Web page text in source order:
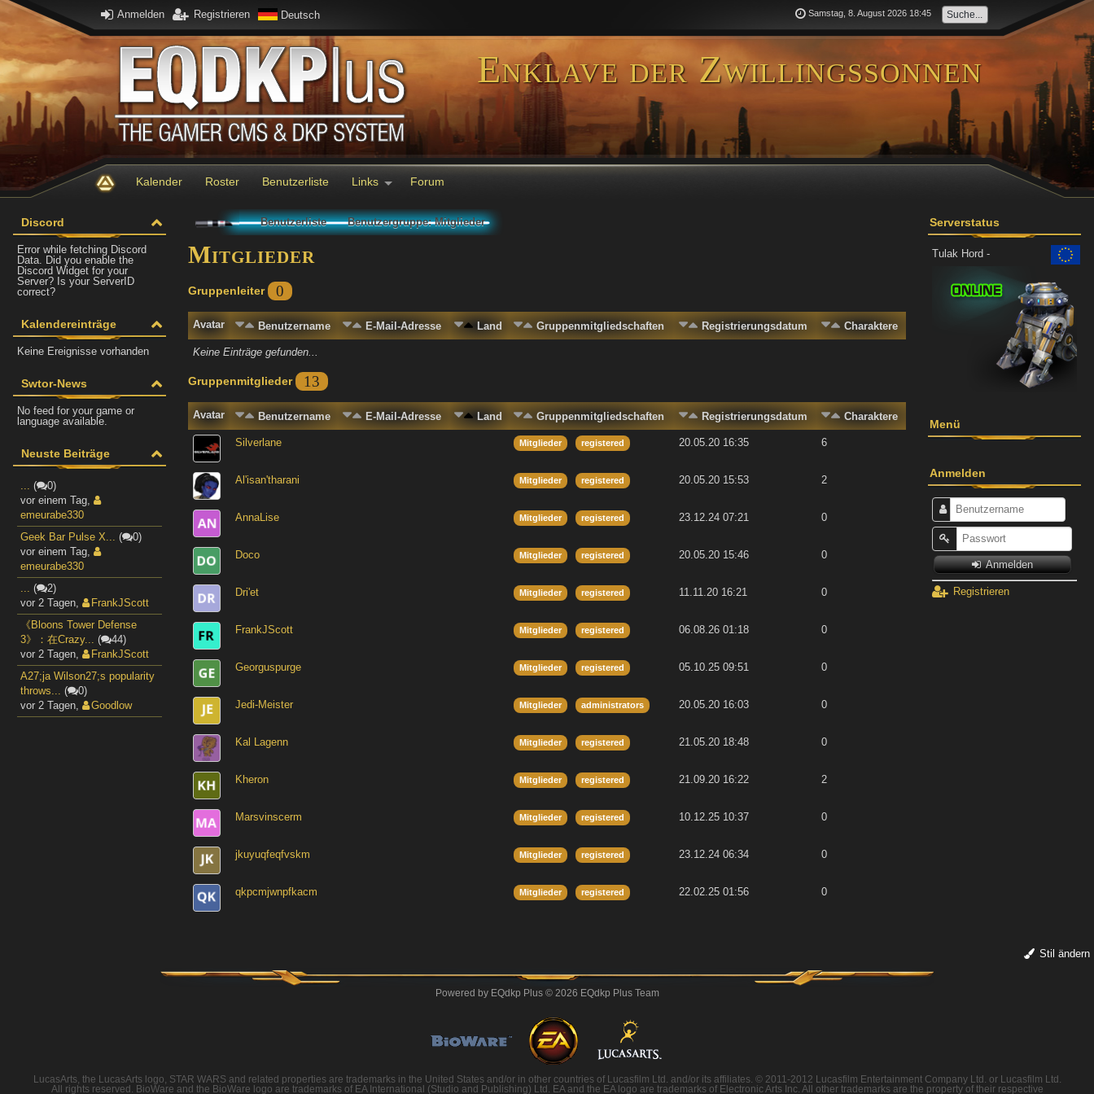
Anmelden Registrieren Deutsch Samstag, 8. August 2026 18:45
Enklave der Zwillingssonnen
Kalender Roster Benutzerliste Links Forum
Discord
Error while fetching Discord
Data. Did you enable the
Discord Widget for your
Server? Is your ServerID
correct?
Kalendereinträge
Keine Ereignisse vorhanden
Swtor-News
No feed for your game or
language available.
Neuste Beiträge
... (
0)
vor einem Tag,
emeurabe330
Geek Bar Pulse X... (
0)
vor einem Tag,
emeurabe330
... (
2)
vor 2 Tagen,
FrankJScott
《Bloons Tower Defense
3》：在Crazy... (
44)
vor 2 Tagen,
FrankJScott
A27;ja Wilson27;s popularity
throws... (
0)
vor 2 Tagen, Goodlow
Benutzerliste Benutzergruppe: Mitglieder
Mitglieder
Gruppenleiter 0
Avatar Benutzername E-Mail-Adresse Land Gruppenmitgliedschaften Registrierungsdatum Charaktere
Keine Einträge gefunden...
Gruppenmitglieder 13
Avatar Benutzername E-Mail-Adresse Land Gruppenmitgliedschaften Registrierungsdatum Charaktere
Silverlane Mitglieder registered 20.05.20 16:35 6
Al'isan'tharani Mitglieder registered 20.05.20 15:53 2
AnnaLise Mitglieder registered 23.12.24 07:21 0
Doco Mitglieder registered 20.05.20 15:46 0
Dri'et Mitglieder registered 11.11.20 16:21 0
FrankJScott Mitglieder registered 06.08.26 01:18 0
Georguspurge Mitglieder registered 05.10.25 09:51 0
Jedi-Meister Mitglieder administrators 20.05.20 16:03 0
Kal Lagenn Mitglieder registered 21.05.20 18:48 0
Kheron Mitglieder registered 21.09.20 16:22 2
Marsvinscerm Mitglieder registered 10.12.25 10:37 0
jkuyuqfeqfvskm Mitglieder registered 23.12.24 06:34 0
qkpcmjwnpfkacm Mitglieder registered 22.02.25 01:56 0
Serverstatus
Tulak Hord -
Menü
Anmelden
Anmelden
Registrieren
Stil ändern
Powered by EQdkp Plus© 2026 EQdkp Plus Team
LucasArts, the LucasArts logo, STAR WARS and related properties are trademarks in the United States and/or in other countries of Lucasfilm Ltd. and/or its affiliates. © 2011-2012 Lucasfilm Entertainment Company Ltd. or Lucasfilm Ltd.
All rights reserved. BioWare and the BioWare logo are trademarks of EA International (Studio and Publishing) Ltd. EA and the EA logo are trademarks of Electronic Arts Inc. All other trademarks are the property of their respective